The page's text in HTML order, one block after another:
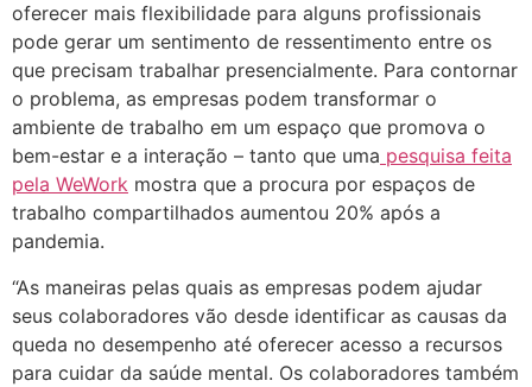
oferecer mais flexibilidade para alguns profissionais
pode gerar um sentimento de ressentimento entre os
que precisam trabalhar presencialmente. Para contornar
o problema, as empresas podem transformar o
ambiente de trabalho em um espaço que promova o
bem-estar e a interação – tanto que uma pesquisa feita
pela WeWork mostra que a procura por espaços de
trabalho compartilhados aumentou 20% após a
pandemia.
“As maneiras pelas quais as empresas podem ajudar
seus colaboradores vão desde identificar as causas da
queda no desempenho até oferecer acesso a recursos
para cuidar da saúde mental. Os colaboradores também